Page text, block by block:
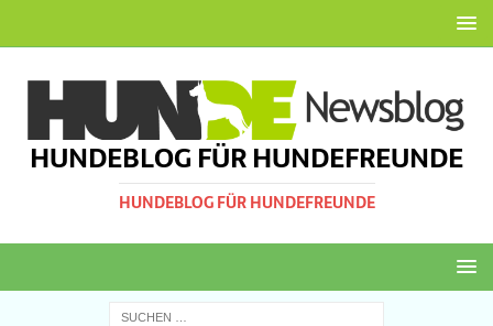
HUNDEBLOG FÜR HUNDEFREUNDE
HUNDEBLOG FÜR HUNDEFREUNDE